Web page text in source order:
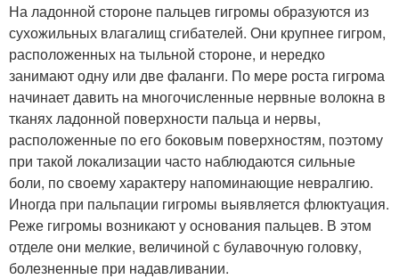
На ладонной стороне пальцев гигромы образуются из
сухожильных влагалищ сгибателей. Они крупнее гигром,
расположенных на тыльной стороне, и нередко
занимают одну или две фаланги. По мере роста гигрома
начинает давить на многочисленные нервные волокна в
тканях ладонной поверхности пальца и нервы,
расположенные по его боковым поверхностям, поэтому
при такой локализации часто наблюдаются сильные
боли, по своему характеру напоминающие невралгию.
Иногда при пальпации гигромы выявляется флюктуация.
Реже гигромы возникают у основания пальцев. В этом
отделе они мелкие, величиной с булавочную головку,
болезненные при надавливании.